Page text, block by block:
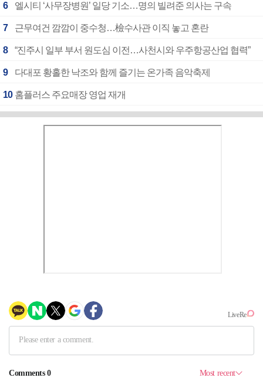
6 엘시티 ‘사무장병원’ 일당 기소…명의 빌려준 의사는 구속
7 근무여건 깜깜이 중수청…檢수사관 이직 놓고 혼란
8 “진주시 일부 부서 원도심 이전…사천시와 우주항공산업 협력”
9 다대포 황홀한 낙조와 함께 즐기는 온가족 음악축제
10 홈플러스 주요매장 영업 재개